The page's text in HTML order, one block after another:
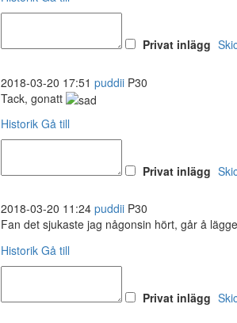
Privat inlägg
2018-03-20 17:51 puddii P30
Tack, gonatt
Historik Gå till
Privat inlägg
2018-03-20 11:24 puddii P30
Fan det sjukaste jag någonsin hört, går å
Historik Gå till
Privat inlägg